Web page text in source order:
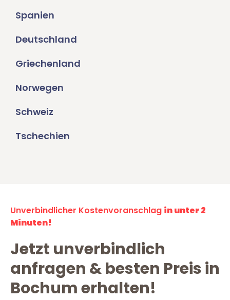
Spanien
Deutschland
Griechenland
Norwegen
Schweiz
Tschechien
Unverbindlicher Kostenvoranschlag in unter 2
Minuten!
Jetzt unverbindlich
anfragen & besten Preis in
Bochum erhalten!